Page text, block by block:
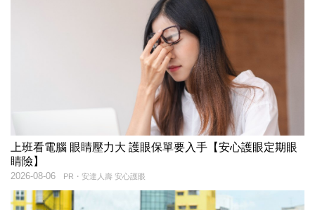
上班看電腦 眼睛壓力大 護眼保單要入手【安心護眼定期眼
睛險】
PR・安達人壽 安心護眼
2026-08-06